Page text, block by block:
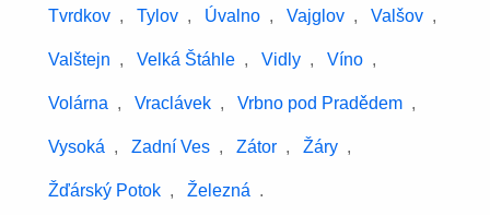
Tvrdkov , Tylov , Úvalno , Vajglov , Valšov ,
Valštejn , Velká Štáhle , Vidly , Víno ,
Volárna , Vraclávek , Vrbno pod Pradědem ,
Vysoká , Zadní Ves , Zátor , Žáry ,
Žďárský Potok , Železná .